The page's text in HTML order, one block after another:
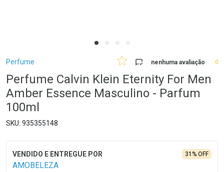
Breadcrumb
Perfume nenhuma avaliação 0
Perfume Calvin Klein Eternity For Men
Amber Essence Masculino - Parfum
100ml
935355148
AMOBELEZA
31% OFF